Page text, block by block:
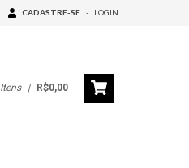
CADASTRE-SE - LOGIN
Itens | R$0,00